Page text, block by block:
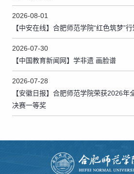
2026-08-01
【中安在线】合肥师范学院“红色筑梦”
2026-07-30
【中国教育新闻网】学非遗 画脸谱
2026-07-28
【安徽日报】合肥师范学院荣获2026年
决赛一等奖